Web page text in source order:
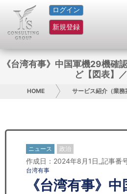
ログイン
新規登録
HOME
サービス紹介
コラム
お問い合わせ
日本人にPR
コンサルティング
《台湾有事》中国軍機29機確
ど【図表】
HOME サービス紹介（業務
ニュース 政治
作成日：2024年8月1日_記事番
台湾有事
《台湾有事》